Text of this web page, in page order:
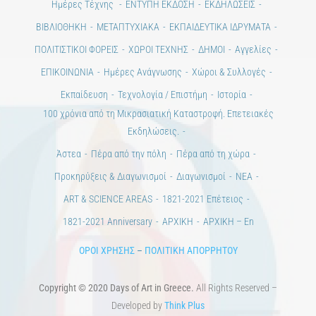
Ημέρες Τέχνης ΕΝΤΥΠΗ ΕΚΔΟΣΗ
ΕΚΔΗΛΩΣΕΙΣ
ΒΙΒΛΙΟΘΗΚΗ
ΜΕΤΑΠΤΥΧΙΑΚΑ
ΕΚΠΑΙΔΕΥΤΙΚΑ ΙΔΡΥΜΑΤΑ
ΠΟΛΙΤΙΣΤΙΚΟΙ ΦΟΡΕΙΣ
ΧΩΡΟΙ ΤΕΧΝΗΣ ΔΗΜΟΙ
Αγγελίες
ΕΠΙΚΟΙΝΩΝΙΑ
Ημέρες Ανάγνωσης
Χώροι & Συλλογές
Εκπαίδευση
Τεχνολογία / Επιστήμη
Ιστορία
100 χρόνια από τη Μικρασιατική Καταστροφή. Επετειακές
Εκδηλώσεις.
Άστεα
Πέρα από την πόλη
Πέρα από τη χώρα
Προκηρύξεις & Διαγωνισμοί
Διαγωνισμοί
ΝΕΑ
ART & SCIENCE AREAS
1821-2021 Επέτειος
1821-2021 Anniversary
ΑΡΧΙΚΗ ΑΡΧΙΚΗ – En
ΟΡΟΙ ΧΡΗΣΗΣ– ΠΟΛΙΤΙΚΗ ΑΠΟΡΡΗΤΟΥ
Copyright © 2020 Days of Art in Greece. All Rights Reserved –
Developed byThink Plus